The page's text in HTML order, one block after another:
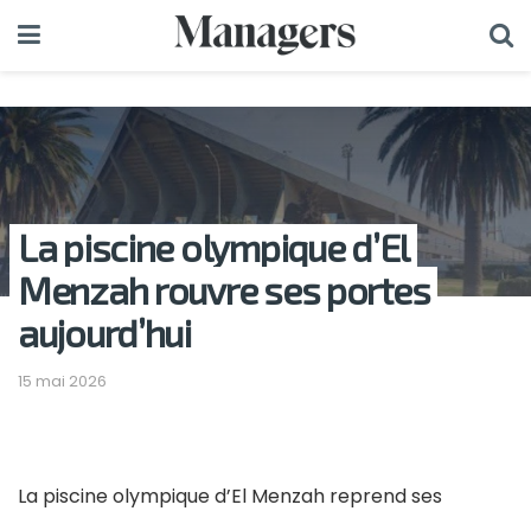
La piscine olympique d’El
Menzah rouvre ses portes
aujourd’hui
15 mai 2026
La piscine olympique d’El Menzah reprend ses